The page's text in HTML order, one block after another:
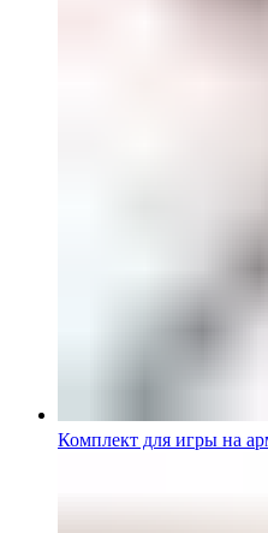
Комплект для игры на